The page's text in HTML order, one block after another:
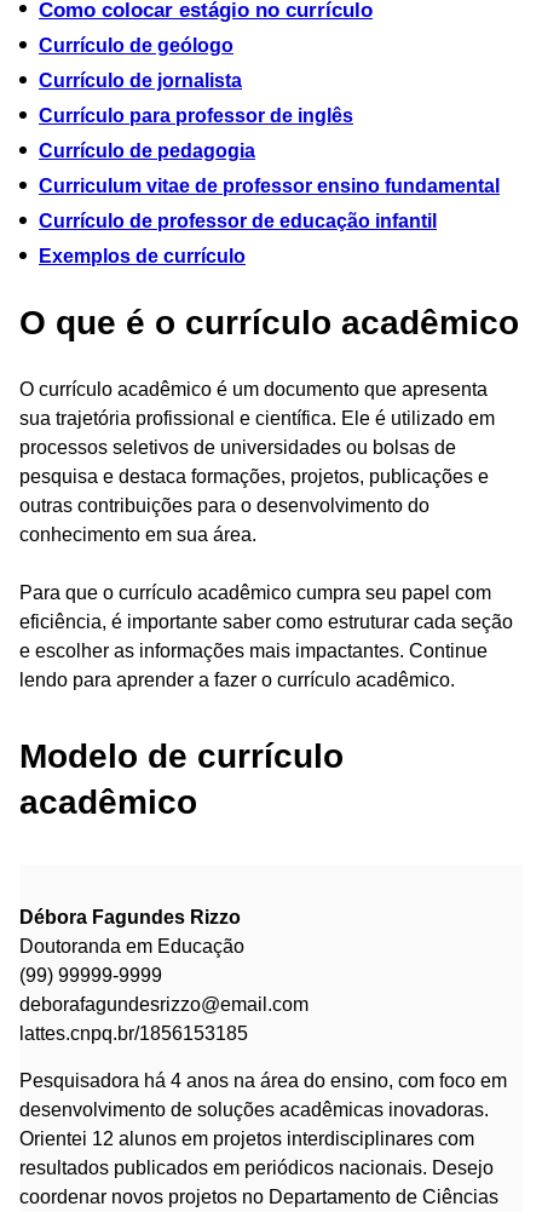
Como colocar estágio no currículo
Currículo de geólogo
Currículo de jornalista
Currículo para professor de inglês
Currículo de pedagogia
Curriculum vitae de professor ensino fundamental
Currículo de professor de educação infantil
Exemplos de currículo
O que é o currículo acadêmico
O currículo acadêmico é um documento que apresenta
sua trajetória profissional e científica. Ele é utilizado em
processos seletivos de universidades ou bolsas de
pesquisa e destaca formações, projetos, publicações e
outras contribuições para o desenvolvimento do
conhecimento em sua área.
Para que o currículo acadêmico cumpra seu papel com
eficiência, é importante saber como estruturar cada seção
e escolher as informações mais impactantes. Continue
lendo para aprender a fazer o currículo acadêmico.
Modelo de currículo
acadêmico
Débora Fagundes Rizzo
Doutoranda em Educação
(99) 99999-9999
deborafagundesrizzo@email.com
lattes.cnpq.br/1856153185
Pesquisadora há 4 anos na área do ensino, com foco em
desenvolvimento de soluções acadêmicas inovadoras.
Orientei 12 alunos em projetos interdisciplinares com
resultados publicados em periódicos nacionais. Desejo
coordenar novos projetos no Departamento de Ciências